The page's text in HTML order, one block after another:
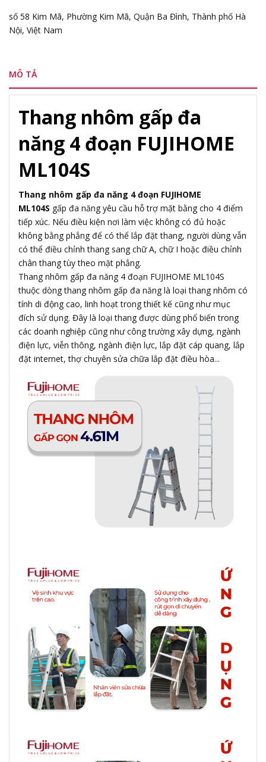
số 58 Kim Mã, Phường Kim Mã, Quận Ba Đình, Thành phố Hà
Nội, Việt Nam
MÔ TẢ
Thang nhôm gấp đa
năng 4 đoạn FUJIHOME
ML104S
Thang nhôm gấp đa năng 4 đoạn FUJIHOME
ML104S gấp đa năng yêu cầu hỗ trợ mặt bằng cho 4 điểm
tiếp xúc. Nếu điều kiện nơi làm việc không có đủ hoặc
không bằng phẳng để có thể lắp đặt thang, người dùng vẫn
có thể điều chỉnh thang sang chữ A, chữ I hoặc điều chỉnh
chân thang tùy theo mặt phẳng.
Thang nhôm gấp đa năng 4 đoạn FUJIHOME ML104S
thuộc dòng thang nhôm gấp đa năng là loại thang nhôm có
tính di động cao, linh hoạt trong thiết kế cũng như mục
đích sử dụng. Đây là loại thang được dùng phổ biến trong
các doanh nghiệp cũng như công trường xây dựng, ngành
điện lực, viễn thông, ngành điện lực, lắp đặt cáp quang, lắp
đặt internet, thợ chuyên sửa chữa lắp đặt điều hòa...